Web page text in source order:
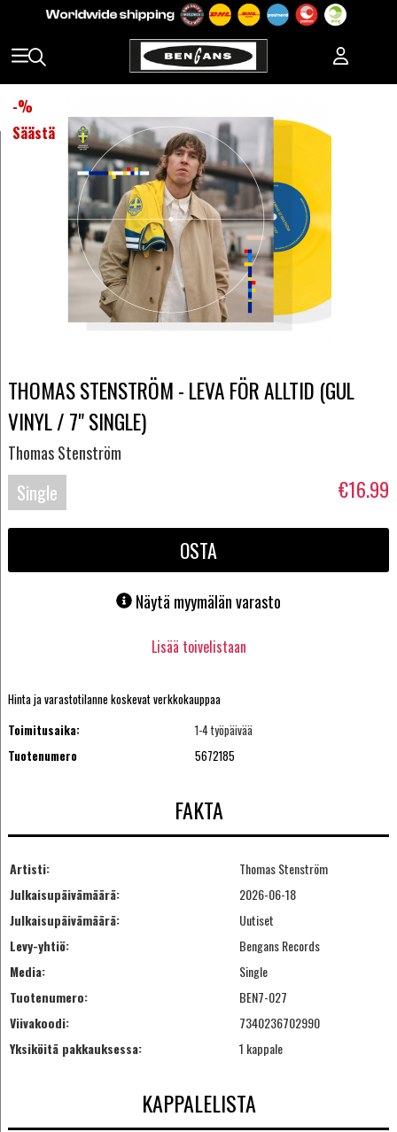
-%
Säästä
THOMAS STENSTRÖM - LEVA FÖR ALLTID (GUL
VINYL / 7" SINGLE)
Thomas Stenström
Single €16.99
OSTA
Näytä myymälän varasto
Lisää toivelistaan
Hinta ja varastotilanne koskevat verkkokauppaa
Toimitusaika:
1-4 työpäivää
Tuotenumero
5672185
FAKTA
Artisti:
Thomas Stenström
Julkaisupäivämäärä:
2026-06-18
Julkaisupäivämäärä:
Uutiset
Levy-yhtiö:
Bengans Records
Media:
Single
Tuotenumero:
BEN7-027
Viivakoodi:
7340236702990
Yksiköitä pakkauksessa:
1 kappale
KAPPALELISTA